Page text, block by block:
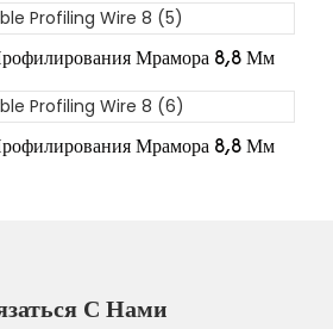
Мрамора 8,8 Мм
Мрамора 8,8 Мм
С Нами